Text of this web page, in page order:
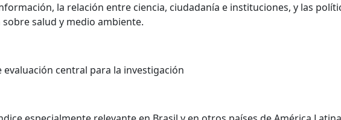
la relación entre ciencia, ciudadanía e instituciones, y las
salud y medio ambiente.
evaluación central para la investigación